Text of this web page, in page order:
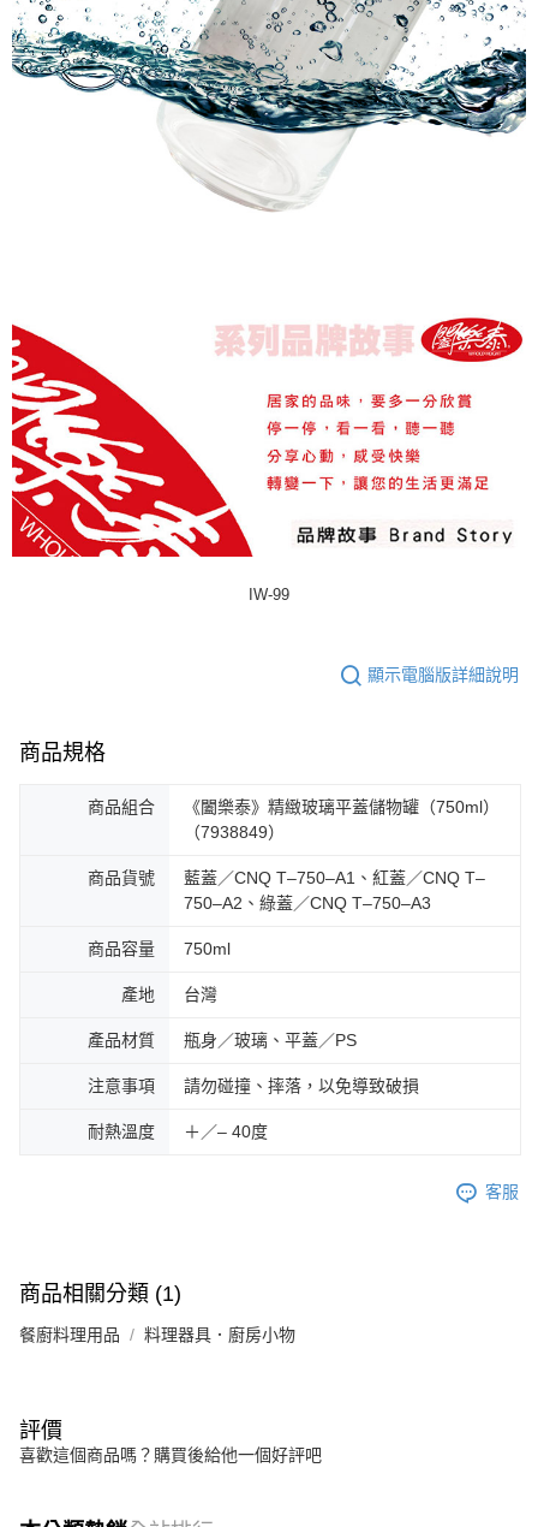
IW-99
顯示電腦版詳細說明
商品規格
商品組合
《闔樂泰》精緻玻璃平蓋儲物罐（750ml）
（7938849）
商品貨號
藍蓋／CNQ T–750–A1、紅蓋／CNQ T–
750–A2、綠蓋／CNQ T–750–A3
商品容量 750ml
產地 台灣
產品材質 瓶身／玻璃、平蓋／PS
注意事項 請勿碰撞、摔落，以免導致破損
耐熱溫度 ＋／– 40度
客服
商品相關分類 (1)
餐廚料理用品 料理器具．廚房小物
評價
喜歡這個商品嗎？購買後給他一個好評吧